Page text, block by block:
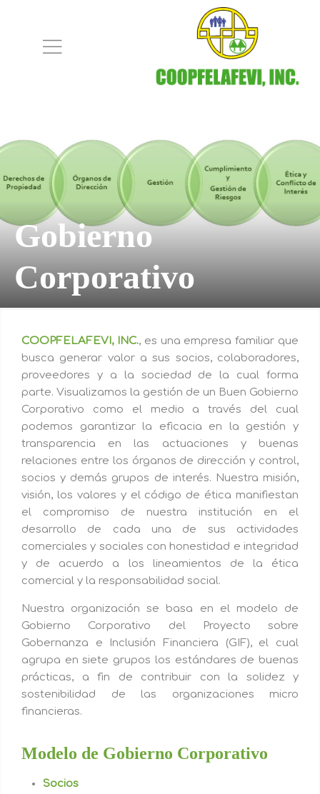
Gobierno
Corporativo
COOPFELAFEVI, INC., es una empresa familiar que
busca generar valor a sus socios, colaboradores,
proveedores y a la sociedad de la cual forma
parte. Visualizamos la gestión de un Buen Gobierno
Corporativo como el medio a través del cual
podemos garantizar la eficacia en la gestión y
transparencia en las actuaciones y buenas
relaciones entre los órganos de dirección y control,
socios y demás grupos de interés. Nuestra misión,
visión, los valores y el código de ética manifiestan
el compromiso de nuestra institución en el
desarrollo de cada una de sus actividades
comerciales y sociales con honestidad e integridad
y de acuerdo a los lineamientos de la ética
comercial y la responsabilidad social.
Nuestra organización se basa en el modelo de
Gobierno Corporativo del Proyecto sobre
Gobernanza e Inclusión Financiera (GIF), el cual
agrupa en siete grupos los estándares de buenas
prácticas, a fin de contribuir con la solidez y
sostenibilidad de las organizaciones micro
financieras.
Modelo de Gobierno Corporativo
Socios